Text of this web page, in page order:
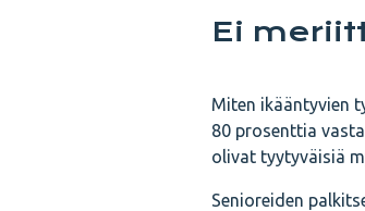
Ei
Miten ikääntyvien
80 prosenttia
olivat tyytyväisiä
Senioreiden